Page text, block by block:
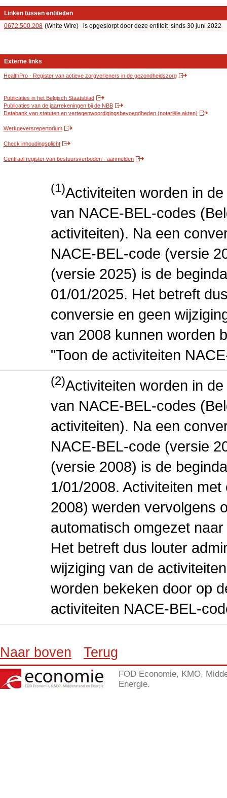
Linken tussen entiteiten
0672.500.208 (White Wire) is opgeslorpt door deze entiteit sinds 30 juni 2022
Externe links
HealthPro - Register van actieve zorgverleners in de gezondheidszorg
Publicaties in het Belgisch Staatsblad
Publicaties van de jaarrekeningen bij de NBB
Databank van statuten en vertegenwoordigingsbevoegdheden (notariële akten)
Werkgeversrepertorium
Check inhoudingsplicht
Centraal register van bestuursverboden - aanmelden
(1)Activiteiten worden in
van NACE-BEL-codes
activiteiten). Na een
NACE-BEL-code (versie
(versie 2025) is de
01/01/2025. Het betreft
conversie en geen
van 2008 kunnen worden
"Toon de activiteiten
(2)Activiteiten worden in
van NACE-BEL-codes
activiteiten). Na een
NACE-BEL-code (versie
(versie 2008) is de
1/01/2008. Activiteiten
2008) werden vervolgens
automatisch omgezet
Het betreft dus louter
wijziging van de
worden bekeken door op
activiteiten NACE-BEL-
Naar boven Terug
FOD Economie, KMO,
Energie.